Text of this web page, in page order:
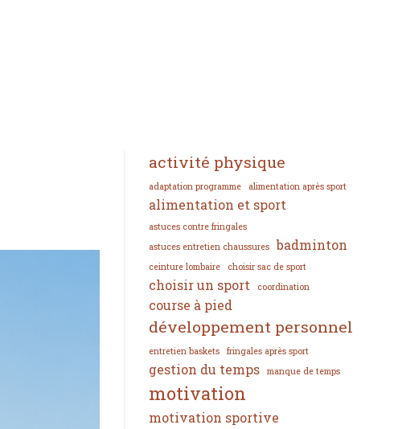
activité physique
adaptation programme alimentation après sport
alimentation et sport
astuces contre fringales
astuces entretien chaussures
badminton
ceinture lombaire choisir sac de sport
choisir un sport coordination
course à pied
développement personnel
entretien baskets fringales après sport
gestion du temps manque de temps
motivation
motivation sportive